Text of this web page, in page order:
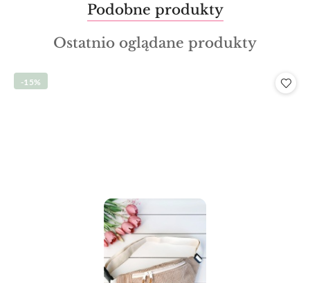
Pomiń karuzelę produktów
Produkty
o
statusie:
Podobne produkty
Produkty
Ostatnio oglądane produkty
-15%